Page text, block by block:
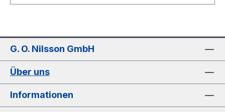
G. O. Nilsson GmbH
Über uns
Informationen